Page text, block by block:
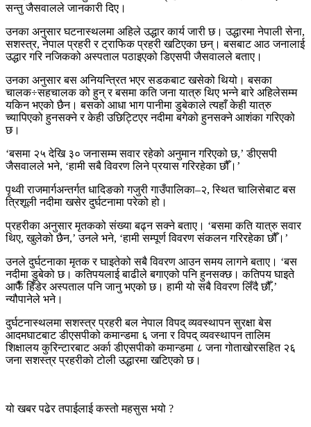
सन्तु जैसवालले जानकारी दिए।
उनका अनुसार घटनास्थलमा अहिले उद्धार कार्य जारी छ। उद्धारमा नेपाली सेना,
सशस्त्र, नेपाल प्रहरी र ट्राफिक प्रहरी खटिएका छन्। बसबाट आठ जनालाई
उद्धार गरि नजिकको अस्पताल पठाइएको डिएसपी जैसवालले बताए।
उनका अनुसार बस अनियन्त्रित भएर सडकबाट खसेको थियो। बसका
चालक÷सहचालक को हुन् र बसमा कति जना यात्रु थिए भन्ने बारे अहिलेसम्म
यकिन भएको छैन। बसको आधा भाग पानीमा डुबेकाले त्यहाँ केही यात्रु
च्यापिएको हुनसक्ने र केही उछिट्टिएर नदीमा बगेको हुनसक्ने आशंका गरिएको
छ।
‘बसमा २५ देखि ३० जनासम्म सवार रहेको अनुमान गरिएको छ,’ डीएसपी
जैसवालले भने, ‘हामी सबै विवरण लिने प्रयास गरिरहेका छौँ।’
पृथ्वी राजमार्गअन्तर्गत धादिङको गजुरी गाउँपालिका–२, स्थित चालिसेबाट बस
त्रिशूली नदीमा खसेर दुर्घटनामा परेको हो।
प्रहरीका अनुसार मृतकको संख्या बढ्न सक्ने बताए। ‘बसमा कति यात्रु सवार
थिए, खुलेको छैन,’ उनले भने, ‘हामी सम्पूर्ण विवरण संकलन गरिरहेका छौँ।’
उनले दुर्घटनाका मृतक र घाइतेको सबै विवरण आउन समय लागने बताए। ‘बस
नदीमा डुबेको छ। कतिपयलाई बाढीले बगाएको पनि हुनसक्छ। कतिपय घाइते
आफैँ हिँडेर अस्पताल पनि जानु भएको छ। हामी यो सबै विवरण लिँदै छौँ,’
न्यौपानेले भने।
दुर्घटनास्थलमा सशस्त्र प्रहरी बल नेपाल विपद् व्यवस्थापन सुरक्षा बेस
आदमघाटबाट डीएसपीको कमान्डमा ६ जना र विपद् व्यवस्थापन तालिम
शिक्षालय कुरिन्टारबाट अर्का डीएसपीको कमान्डमा ८ जना गोताखोरसहित २६
जना सशस्त्र प्रहरीको टोली उद्धारमा खटिएको छ।
यो खबर पढेर तपाईलाई कस्तो महसुस भयो ?